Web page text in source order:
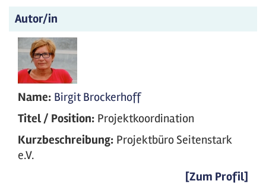
Autor/in
Name: Birgit Brockerhoff
Titel / Position: Projektkoordination
Kurzbeschreibung: Projektbüro Seitenstark
e.V.
[Zum Profil]